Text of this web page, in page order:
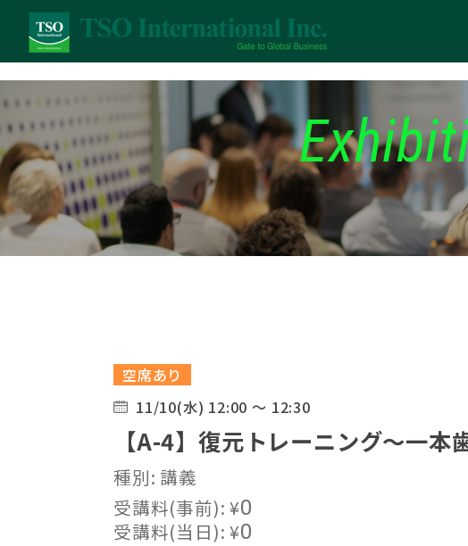
空席あり
11/10(水) 12:00 ～ 12:30
【A-4】復元トレーニング～一
種別: 講義
受講料(事前):¥0
受講料(当日):¥0